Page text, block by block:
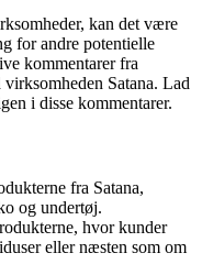
kan det være
for andre potentielle
kommentarer fra
Satana. Lad
i disse kommentarer.
fra Satana,
og undertøj.
hvor kunder
eller næsten som om